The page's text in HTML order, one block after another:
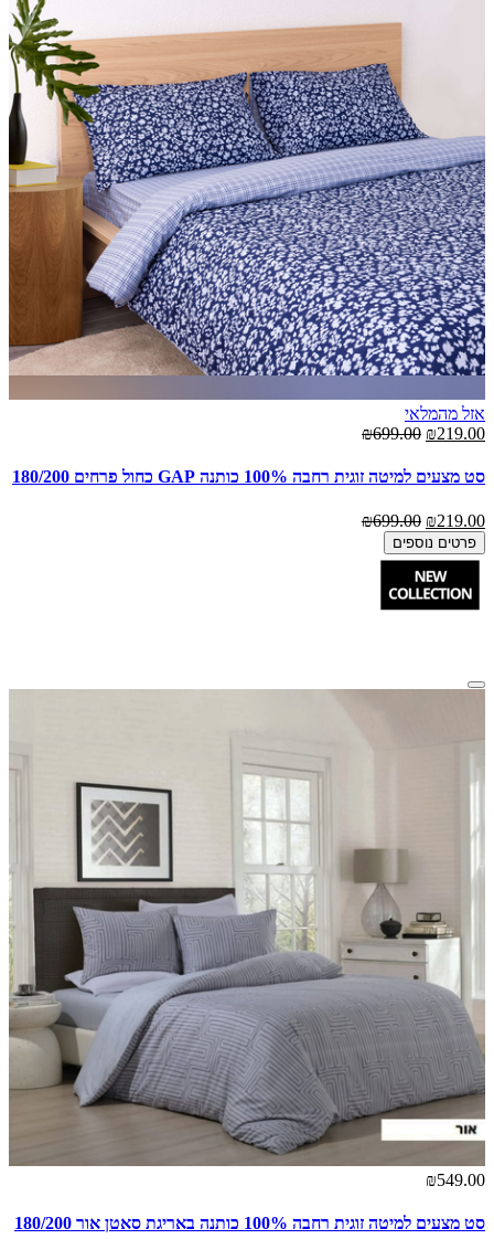
אזל מהמלאי
₪219.00
₪699.00
סט מצעים למיטה זוגית רחבה 100% כותנה GAP כחול פרחים 180/200
₪219.00
₪699.00
פרטים נוספים
₪549.00
סט מצעים למיטה זוגית רחבה 100% כותנה באריגת סאטן אור 180/200